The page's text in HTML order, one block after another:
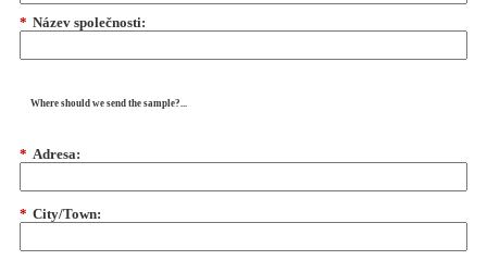
* Název společnosti:
Where should we send the sample?...
* Adresa:
* City/Town: